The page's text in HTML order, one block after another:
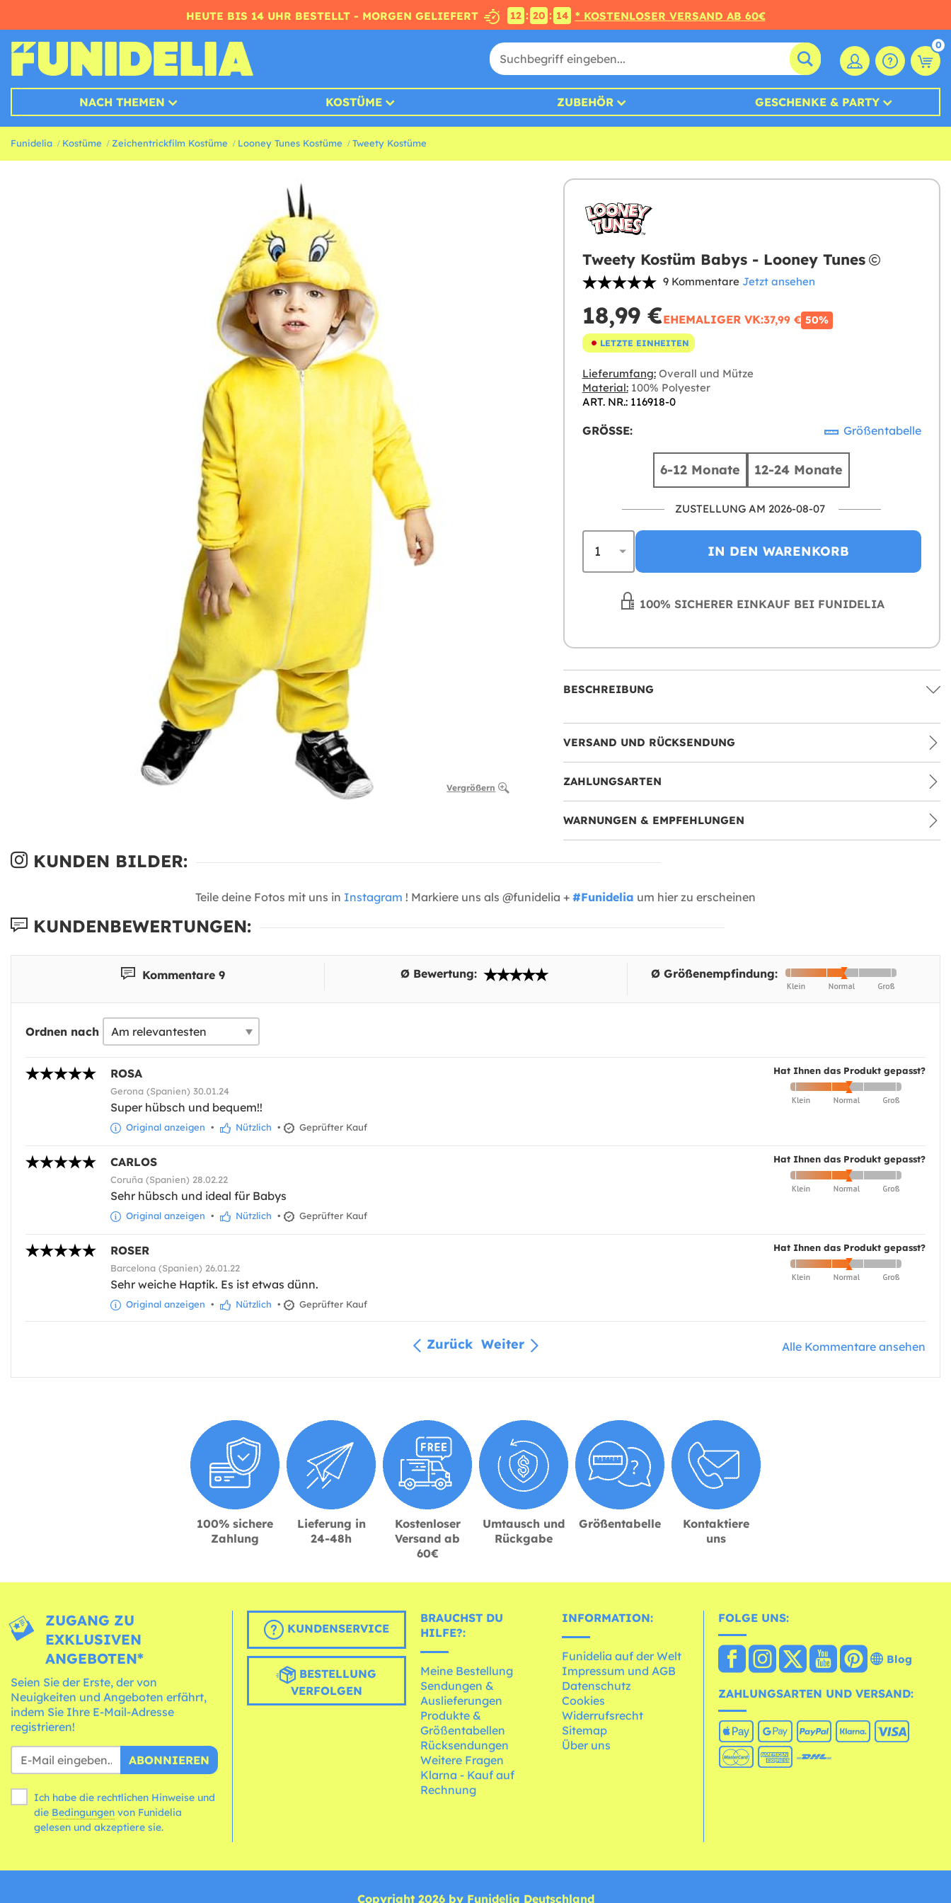
HEUTE BIS 14 UHR BESTELLT - MORGEN GELIEFERT 12 : 20 : 13 * KOSTENLOSER VERSAND AB 60€
0
NACH THEMEN KOSTÜME ZUBEHÖR GESCHENKE & PARTY
Funidelia Kostüme Zeichentrickfilm Kostüme Looney Tunes Kostüme Tweety Kostüme
Vergrößern
Tweety Kostüm Babys - Looney Tunes
9 Kommentare Jetzt ansehen
18,99 €EHEMALIGER VK:37,99 € 50%
LETZTE EINHEITEN
Lieferumfang:Overall und Mütze
Material:100% Polyester
ART. NR.: 116918-0
GRÖSSE: Größentabelle
6-12 Monate 12-24 Monate
ZUSTELLUNG AM 2026-08-07
IN DEN WARENKORB
100% SICHERER EINKAUF BEI FUNIDELIA
BESCHREIBUNG
VERSAND UND RÜCKSENDUNG
ZAHLUNGSARTEN
WARNUNGEN & EMPFEHLUNGEN
KUNDEN BILDER:
Teile deine Fotos mit uns in Instagram ! Markiere uns als @funidelia + #Funidelia um hier zu erscheinen
KUNDENBEWERTUNGEN:
Kommentare 9 Ø Bewertung: Ø Größenempfindung:
Ordnen nach
Hat Ihnen das Produkt gepasst?
ROSA
Gerona (Spanien) 30.01.24
Super hübsch und bequem!!
Original anzeigen • Nützlich • Geprüfter Kauf
Hat Ihnen das Produkt gepasst?
CARLOS
Coruña (Spanien) 28.02.22
Sehr hübsch und ideal für Babys
Original anzeigen • Nützlich • Geprüfter Kauf
Hat Ihnen das Produkt gepasst?
ROSER
Barcelona (Spanien) 26.01.22
Sehr weiche Haptik. Es ist etwas dünn.
Original anzeigen • Nützlich • Geprüfter Kauf
Zurück Weiter Alle Kommentare ansehen
100% sichere
Zahlung
Lieferung in
24-48h
Kostenloser
Versand ab
60€
Umtausch und
Rückgabe
Größentabelle
Kontaktiere
uns
ZUGANG ZU
EXKLUSIVEN
ANGEBOTEN*
Seien Sie der Erste, der von
Neuigkeiten und Angeboten erfährt,
indem Sie Ihre E-Mail-Adresse
registrieren!
ABONNIEREN
Ich habe die rechtlichen Hinweise und
die Bedingungen
gelesen und akzeptiere sie.
KUNDENSERVICE
BESTELLUNG
VERFOLGEN
BRAUCHST DU
HILFE?:
Meine Bestellung
Sendungen &
Auslieferungen
Produkte &
Größentabellen
Rücksendungen
Weitere Fragen
Klarna - Kauf auf
Rechnung
INFORMATION:
Funidelia auf der Welt
Impressum und AGB
Datenschutz
Cookies
Widerrufsrecht
Sitemap
Über uns
FOLGE UNS:
Blog
ZAHLUNGSARTEN UND VERSAND:
Copyright 2026 by Funidelia Deutschland